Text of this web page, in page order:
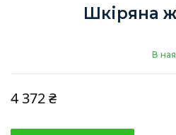
Шкіряна
В
4 372 ₴